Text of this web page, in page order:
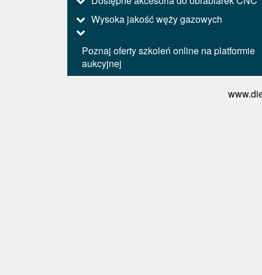
Wysoka jakość węży gazowych
Poznaj oferty szkoleń online na platformie
aukcyjnej